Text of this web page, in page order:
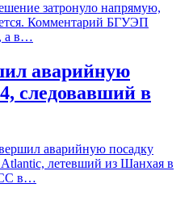
затронуло напрямую,
Комментарий БГУЭП
а в…
аварийную
следовавший в
аварийную посадку
летевший из Шанхая в
в…